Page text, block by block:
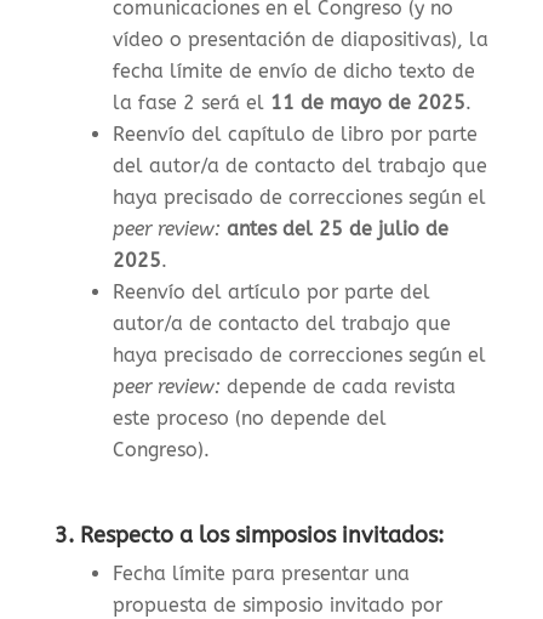
comunicaciones en el Congreso (y no
vídeo o presentación de diapositivas), la
fecha límite de envío de dicho texto de
la fase 2 será el 11 de mayo de 2025.
Reenvío del capítulo de libro por parte
del autor/a de contacto del trabajo que
haya precisado de correcciones según el
peer review: antes del 25 de julio de
2025.
Reenvío del artículo por parte del
autor/a de contacto del trabajo que
haya precisado de correcciones según el
peer review: depende de cada revista
este proceso (no depende del
Congreso).
3. Respecto a los simposios invitados:
Fecha límite para presentar una
propuesta de simposio invitado por